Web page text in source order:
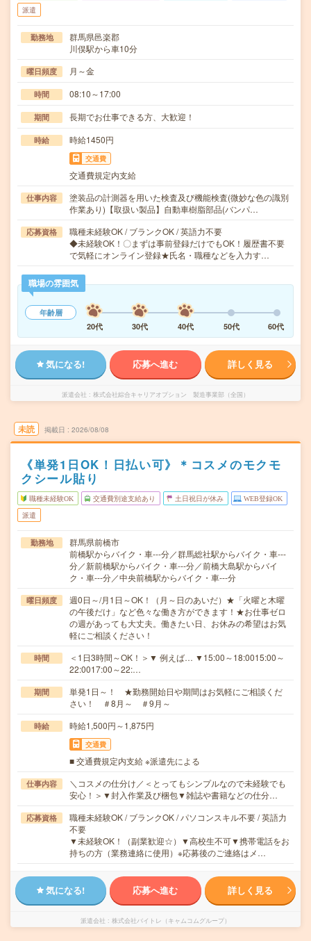
派遣
勤務地
群馬県邑楽郡
川俣駅から車10分
曜日頻度 月～金
時間 08:10～17:00
期間 長期でお仕事できる方、大歓迎！
時給 時給1450円
交通費
交通費規定内支給
仕事内容
塗装品の計測器を用いた検査及び機能検査(微妙な色の識別
作業あり)【取扱い製品】自動車樹脂部品(バンパ…
応募資格
職種未経験OK / ブランクOK / 英語力不要
◆未経験OK！〇まずは事前登録だけでもOK！履歴書不要
で気軽にオンライン登録★氏名・職種などを入力す…
職場の雰囲気
年齢層
20代
30代 40代 50代 60代
気になる! 応募へ進む 詳しく見る
派遣会社 株式会社綜合キャリアオプション 製造事業部（全国）
未読 掲載日 2026/08/08
《単発1日OK！日払い可》＊コスメのモクモ
クシール貼り
職種未経験OK 交通費別途支給あり 土日祝日が休み WEB登録OK
派遣
勤務地
群馬県前橋市
前橋駅からバイク・車---分／群馬総社駅からバイク・車---
分／新前橋駅からバイク・車---分／前橋大島駅からバイ
ク・車---分／中央前橋駅からバイク・車---分
曜日頻度
週0日～/月1日～OK！（月～日のあいだ）★「火曜と木曜
の午後だけ」など色々な働き方ができます！★お仕事ゼロ
の週があっても大丈夫。働きたい日、お休みの希望はお気
軽にご相談ください！
時間
＜1日3時間～OK！＞▼ 例えば… ▼15:00～18:0015:00～
22:0017:00～22:…
期間
単発1日～！ ★勤務開始日や期間はお気軽にご相談くだ
さい！ ＃8月～ ＃9月～
時給 時給1,500円～1,875円
交通費
■ 交通費規定内支給 ※派遣先による
仕事内容
＼コスメの仕分け／＜とってもシンプルなので未経験でも
安心！＞▼封入作業及び梱包▼雑誌や書籍などの仕分…
応募資格
職種未経験OK / ブランクOK / パソコンスキル不要 / 英語力
不要
▼未経験OK！（副業歓迎☆）▼高校生不可▼携帯電話をお
持ちの方（業務連絡に使用）※応募後のご連絡はメ…
気になる! 応募へ進む 詳しく見る
派遣会社 株式会社バイトレ（キャムコムグループ）